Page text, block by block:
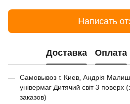
Написать
Доставка Оплата
Самовывоз г. Киев, Андрія
універмаг Дитячий світ 3
заказов)